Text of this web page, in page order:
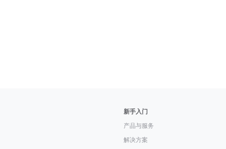
新手入门
产品与服务
解决方案